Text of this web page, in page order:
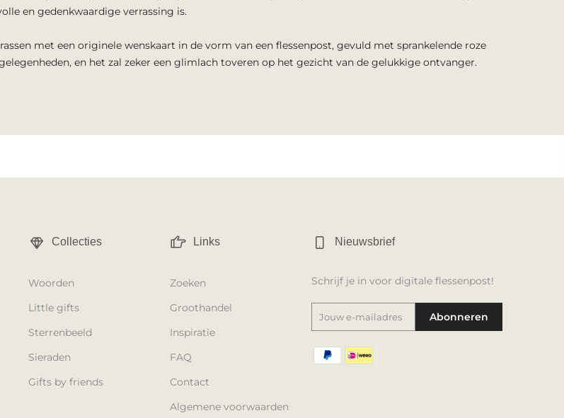
en gedenkwaardige verrassing is.
met een originele wenskaart in de vorm van een flessenpost, gevuld met sprankelende roze
en het zal zeker een glimlach toveren op het gezicht van de gelukkige ontvanger.
Collecties
Woorden
Little gifts
Sterrenbeeld
Sieraden
Gifts by friends
Links
Zoeken
Groothandel
Inspiratie
FAQ
Contact
Algemene voorwaarden
Nieuwsbrief
Schrijf je in voor digitale flessenpost!
Abonneren